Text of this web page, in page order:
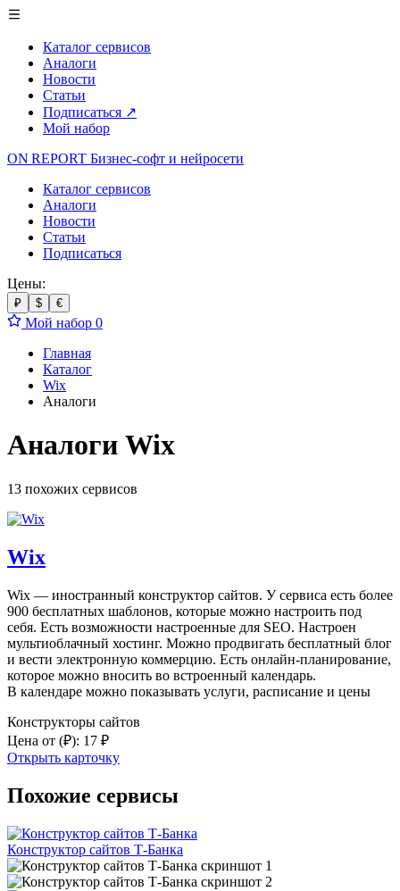
Каталог сервисов
Аналоги
Новости
Статьи
Подписаться ↗
Мой набор
ON REPORT Бизнес-софт и нейросети
Каталог сервисов
Аналоги
Новости
Статьи
Подписаться
Цены:
₽ $ €
Мой набор 0
Главная
Каталог
Wix
Аналоги
Аналоги Wix
13 похожих сервисов
Wix
Wix — иностранный конструктор сайтов. У сервиса есть более
900 бесплатных шаблонов, которые можно настроить под
себя. Есть возможности настроенные для SEO. Настроен
мультиоблачный хостинг. Можно продвигать бесплатный блог
и вести электронную коммерцию. Есть онлайн-планирование,
которое можно вносить во встроенный календарь.
В календаре можно показывать услуги, расписание и цены
Конструкторы сайтов
Цена от (₽): 17 ₽
Открыть карточку
Похожие сервисы
Конструктор сайтов Т-Банка